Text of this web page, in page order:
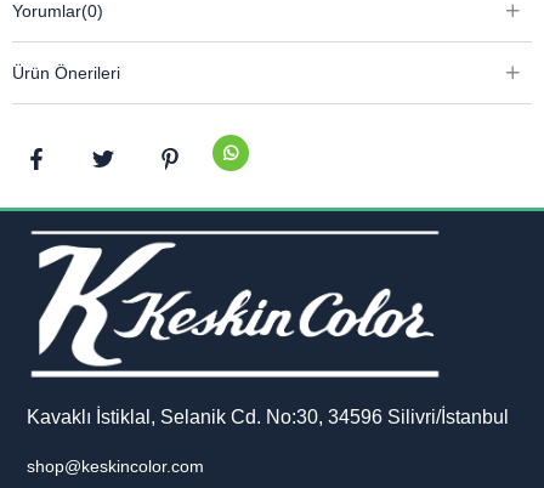
Yorumlar(0)
Ürün Önerileri
Kavaklı İstiklal, Selanik Cd. No:30, 34596 Silivri/İstanbul
shop@keskincolor.com